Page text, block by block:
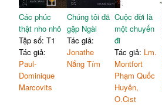
Các phúc
thật nho nhỏ
Tập số: T1
Tác giả:
Paul-
Dominique
Marcovits
Chúng tôi đã
gặp Ngài
Tác giả:
Jonathe
Nắng Tím
Cuộc đời là
một chuyến
đi
Tác giả: Lm.
Montfort
Phạm Quốc
Huyên,
O.Cist